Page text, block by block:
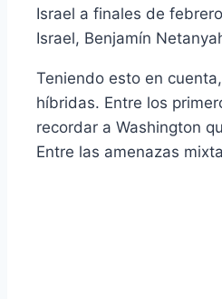
Israel a finales de
Israel, Benjamín
Teniendo esto en
híbridas. Entre los
recordar a Washington
Entre las amenazas